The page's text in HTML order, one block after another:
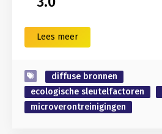
Lees meer
diffuse bronnen
ecologische sleutelfactoren
microverontreinigingen